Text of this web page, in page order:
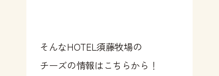
そんなHOTEL須藤牧場の
チーズの情報はこちらから！